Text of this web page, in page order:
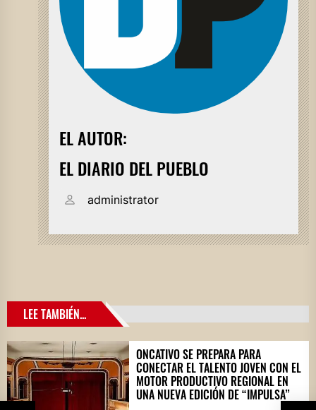
EL AUTOR:
EL DIARIO DEL PUEBLO
administrator
LEE TAMBIÉN...
ONCATIVO SE PREPARA PARA
CONECTAR EL TALENTO JOVEN CON EL
MOTOR PRODUCTIVO REGIONAL EN
UNA NUEVA EDICIÓN DE “IMPULSA”